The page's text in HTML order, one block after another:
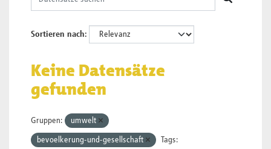
Sortieren nach
Keine Datensätze
gefunden
Gruppen: umwelt
bevoelkerung-und-gesellschaft Tags: